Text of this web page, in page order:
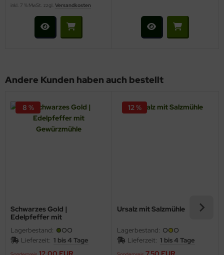
inkl. 7 % MwSt. zzgl. Versandkosten
Andere Kunden haben auch bestellt
Schwarzes Gold |
Edelpfeffer mit
Lagerbestand:
Lieferzeit: 1 bis 4 Tage
8 %
Ursalz mit Salzmühle
Lagerbestand:
Lieferzeit: 1 bis 4 Tage
12 %